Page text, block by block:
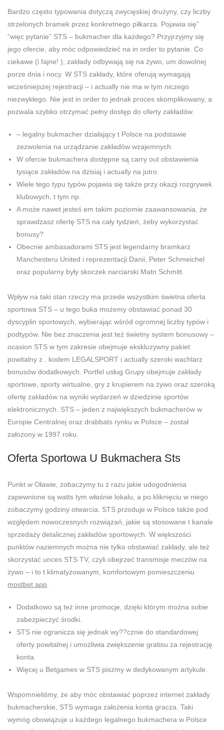
Bardzo często typowania dotyczą zwycięskiej drużyny, czy liczby
strzelonych bramek przez konkretnego piłkarza. Pojawia się”
“więc pytanie” STS – bukmacher dla każdego? Przyjrzyjmy się
jego ofercie, aby móc odpowiedzieć na in order to pytanie. Co
ciekawe (i fajne! ), zakłady odbywają się na żywo, um dowolnej
porze dnia i nocy. W STS zakłady, które oferują wymagają
wcześniejszej rejestracji – i actually nie ma w tym niczego
niezwykłego. Nie jest in order to jednak proces skomplikowany, a
pozwala szybko otrzymać pełny dostęp do oferty zakładów.
– legalny bukmacher działający t Polsce na podstawie
zezwolenia na urządzanie zakładów wzajemnych.
W ofercie bukmachera dostępne są carry out obstawienia
tysiące zakładów na dzisiaj i actually na jutro.
Wiele tego typu typów pojawia się także przy okazji rozgrywek
klubowych, t tym np.
A może nawet jesteś em takim poziomie zaawansowania, że
sprawdzasz ofertę STS na cały tydzień, żeby wykorzystać
bonusy?
Obecnie ambasadorami STS jest legendarny bramkarz
Manchesteru United i reprezentacji Danii, Peter Schmeichel
oraz popularny były skoczek narciarski Matn Schmitt.
Wpływ na taki stan rzeczy ma przede wszystkim świetna oferta
sportowa STS – u tego buka możemy obstawiać ponad 30
dyscyplin sportowych, wybierając wśród ogromnej liczby typów i
podtypów. Nie bez znaczenia jest też świetny system bonusowy –
ocasion STS w tym zakresie obejmuje ekskluzywny pakiet
powitalny z . kodem LEGALSPORT i actually szeroki wachlarz
bonusów dodatkowych. Portfel usług Grupy obejmuje zakłady
sportowe, sporty wirtualne, gry z krupierem na żywo oraz szeroką
ofertę zakładów na wyniki wydarzeń w dziedzinie sportów
elektronicznych. STS – jeden z największych bukmacherów w
Europie Centralnej oraz drabbats rynku w Polsce – został
założony w 1997 roku.
Oferta Sportowa U Bukmachera Sts
Punkt w Oławie, zobaczymy tu z razu jakie udogodnienia
zapewnione są watts tym właśnie lokalu, a po kliknięciu w niego
zobaczymy godziny otwarcia. STS przoduje w Polsce także pod
względem nowoczesnych rozwiązań, jakie są stosowane t kanale
sprzedaży detalicznej zakładów sportowych. W większości
punktów naziemnych można nie tylko obstawiać zakłady, ale też
skorzystać unces STS TV, czyli obejrzeć transmisje meczów na
żywo – i to t klimatyzowanym, komfortowym pomieszczeniu
mostbet app
Dodatkowo są też inne promocje, dzięki którym można sobie
zabezpieczyć środki.
STS nie ogranicza się jednak wy??cznie do standardowej
oferty powitalnej i umożliwia zwiększenie gratisu za rejestrację
konta.
Więcej u Betgames w STS piszmy w dedykowanym artykule.
Wspomnieliśmy, że aby móc obstawiać poprzez internet zakłady
bukmacherskie, STS wymaga założenia konta gracza. Taki
wymóg obowiązuje u każdego legalnego bukmachera w Polsce